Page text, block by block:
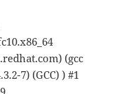
(gcc
7) (GCC) ) #1